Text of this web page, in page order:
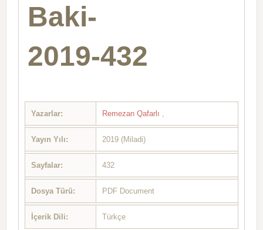
Baki-
2019-432
Yazarlar: Remezan Qafarlı
Yayın Yılı: 2019 (Miladi)
Sayfalar: 432
Dosya Türü: PDF Document
İçerik Dili: Türkçe